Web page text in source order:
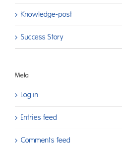
Knowledge-post
Success Story
Meta
Log in
Entries feed
Comments feed